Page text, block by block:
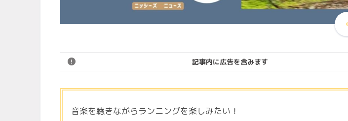
記事内に広告を含みます
音楽を聴きながらランニングを楽しみたい！